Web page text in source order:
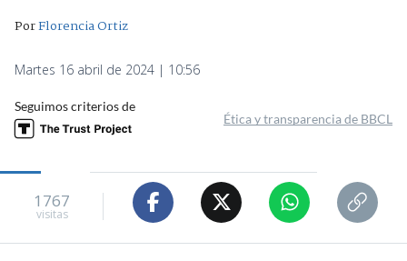
PorFlorencia Ortiz
Martes 16 abril de 2024 | 10:56
Seguimos criterios de
Ética y transparencia de BBCL
1767
visitas